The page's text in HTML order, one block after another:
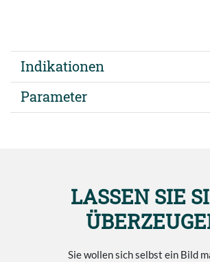
Indikationen
Parameter
LASSEN SIE
Sie wollen sich selbst ein Bild